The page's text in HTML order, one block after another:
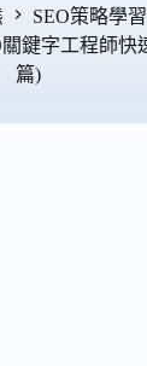
SEO策略學習
鍵字工程師快
篇)